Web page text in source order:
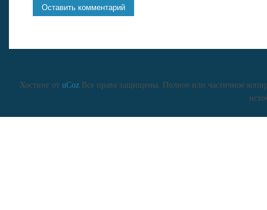
Хостинг от uCozВсе права защищены. Полное или частичное